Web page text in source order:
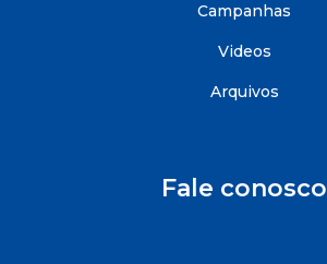
Campanhas
Videos
Arquivos
Fale conosco